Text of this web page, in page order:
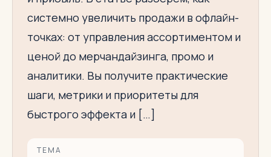
системно увеличить продажи в офлайн-
точках: от управления ассортиментом и
ценой до мерчандайзинга, промо и
аналитики. Вы получите практические
шаги, метрики и приоритеты для
быстрого эффекта и […]
ТЕМА